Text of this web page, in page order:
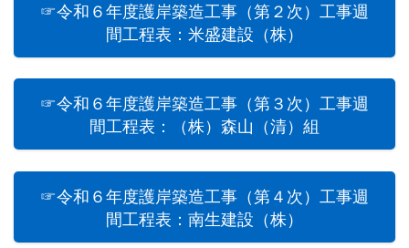
☞令和６年度護岸築造工事（第２次）工事週
間工程表：米盛建設（株）
☞令和６年度護岸築造工事（第３次）工事週
間工程表：（株）森山（清）組
☞令和６年度護岸築造工事（第４次）工事週
間工程表：南生建設（株）